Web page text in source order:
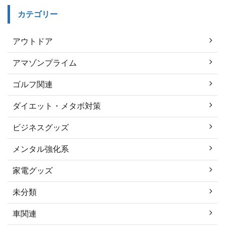
カテゴリー
アウトドア
アマゾンプライム
ゴルフ関連
ダイエット・メタボ対策
ビジネスグッズ
メンタル強化系
家電グッズ
未分類
車関連